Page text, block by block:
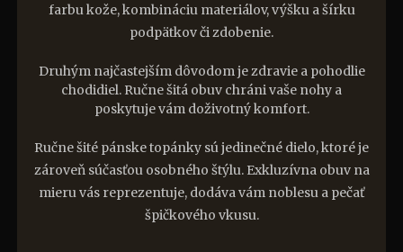
farbu kože, kombináciu materiálov, výšku a šírku
podpätkov či zdobenie.
Druhým najčastejším dôvodom je zdravie a pohodlie
chodidiel. Ručne šitá obuv chráni vaše nohy a
poskytuje vám doživotný komfort.
Ručne šité pánske topánky sú jedinečné dielo, ktoré je
zároveň súčasťou osobného štýlu. Exkluzívna obuv na
mieru vás reprezentuje, dodáva vám noblesu a pečať
špičkového vkusu.